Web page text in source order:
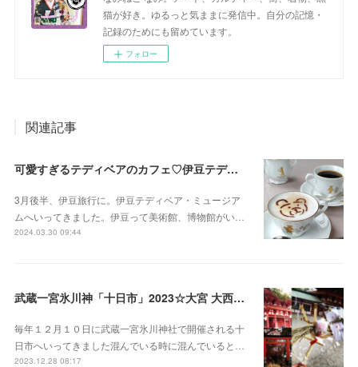
猫が好き。ゆるっと気ままに発信中。自分の記憶・
記録のためにも留めています。
フォロー
関連記事
可愛すぎるテディベアのカフェ♡伊豆テディベア・ミュージアム
3月後半、伊豆旅行に。伊豆テディベア・ミュージア
ムへいってきました。伊豆って美術館、博物館がい…
2024.03.30 09:44
武蔵一宮氷川神「十日市」2023☆大宮 大西屋酒店で甘酒
毎年１２月１０日に武蔵一宮氷川神社で開催される十
日市へいってきました混んでいる時に混んでいると…
2023.12.28 08:17